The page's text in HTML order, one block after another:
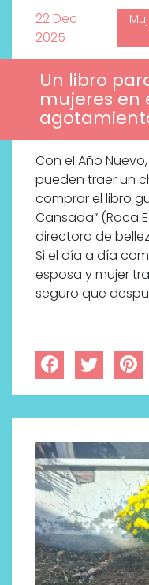
22 Dec
2025
Un libro
mujeres en
Con el Año
pueden traer un
comprar el libro
Cansada” (Roca
directora de
Si el día a día
esposa y mujer
seguro que